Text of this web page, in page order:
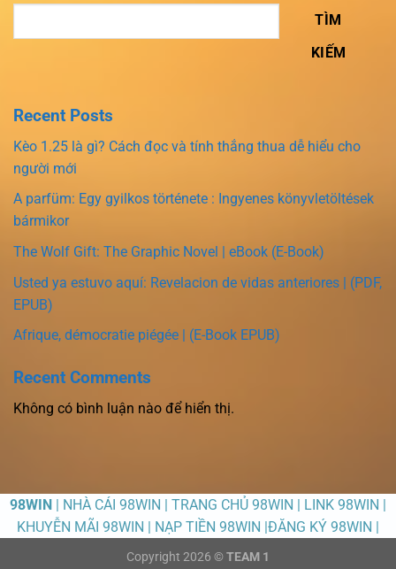
TÌM
KIẾM
Recent Posts
Kèo 1.25 là gì? Cách đọc và tính thắng thua dễ hiểu cho
người mới
A parfüm: Egy gyilkos története : Ingyenes könyvletöltések
bármikor
The Wolf Gift: The Graphic Novel | eBook (E-Book)
Usted ya estuvo aquí: Revelacion de vidas anteriores | (PDF,
EPUB)
Afrique, démocratie piégée | (E-Book EPUB)
Recent Comments
Không có bình luận nào để hiển thị.
98WIN | NHÀ CÁI 98WIN | TRANG CHỦ 98WIN | LINK 98WIN |
KHUYỄN MÃI 98WIN | NẠP TIỀN 98WIN |ĐĂNG KÝ 98WIN |
Copyright 2026 © TEAM 1